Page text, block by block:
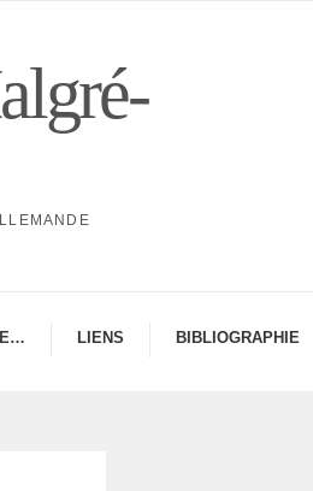
LIENS BIBLIO­GRA­PHIE